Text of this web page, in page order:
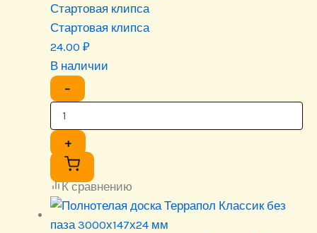
Стартовая клипса
Стартовая клипса
24.00 ₽
В наличии
−
+
К сравнению